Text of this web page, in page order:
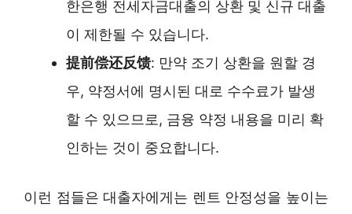
한은행 전세자금대출의 상환 및 신규 대출
이 제한될 수 있습니다.
提前偿还反馈: 만약 조기 상환을 원할 경
우, 약정서에 명시된 대로 수수료가 발생
할 수 있으므로, 금융 약정 내용을 미리 확
인하는 것이 중요합니다.
이런 점들은 대출자에게는 렌트 안정성을 높이는